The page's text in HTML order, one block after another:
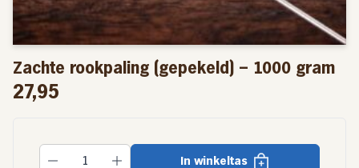
Zachte rookpaling (gepekeld) – 1000 gram
27,95
In winkeltas